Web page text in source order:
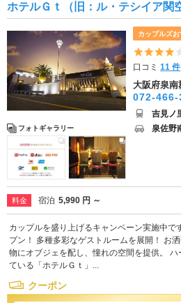
ホテルＧｔ（旧：ル・テシイア関
フォトギャラリー
カップルズ
口コミ11 件
大阪府泉南
072-466-
吉見ノ
泉佐野
料金 宿泊 5,990 円 ～
カップルを盛り上げるキャンペーン実施中で
プン！ 多種多彩なゲストルームを展開！ お
物にオブジェを配し、憧れの空間を提供。
ている「ホテルＧｔ」...
クーポン